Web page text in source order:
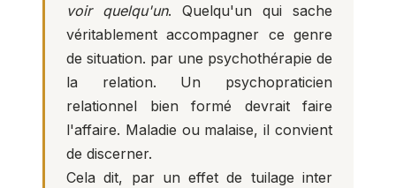
voir quelqu'un. Quelqu'un qui sache
véritablement accompagner ce genre
de situation. par une psychothérapie de
la relation. Un psychopraticien
relationnel bien formé devrait faire
l'affaire. Maladie ou malaise, il convient
de discerner.
Cela dit, par un effet de tuilage inter